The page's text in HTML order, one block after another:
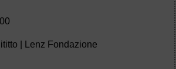
| Lenz Fondazione